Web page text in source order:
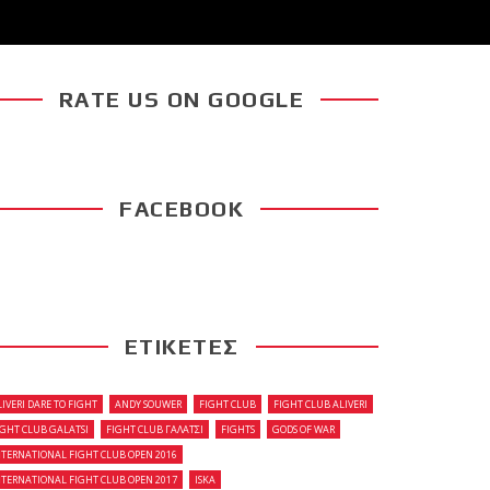
RATE US ON GOOGLE
FACEBOOK
ΕΤΙΚΕΤΕΣ
DARE TO FIGHT ANDY SOUWER FIGHT CLUB
FIGHT CLUB ALIVERI
CLUB GALATSI
FIGHT CLUB ΓΑΛΑΤΣΙ FIGHTS
GODS OF WAR
FIGHT CLUB OPEN 2016
FIGHT CLUB OPEN 2017
ISKA